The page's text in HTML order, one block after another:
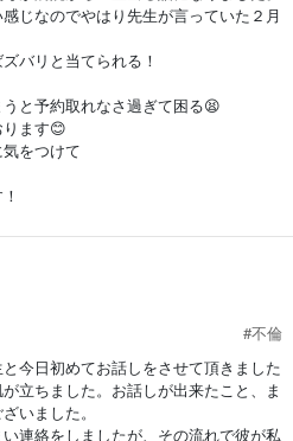
じなのでやはり先生が言っていた２月
バリと当てられる！
と予約取れなさ過ぎて困る😫
ます😊
をつけて
#不倫
今日初めてお話しをさせて頂きました
立ちました。お話しが出来たこと、ま
いました。
連絡をしましたが、その流れで彼が私